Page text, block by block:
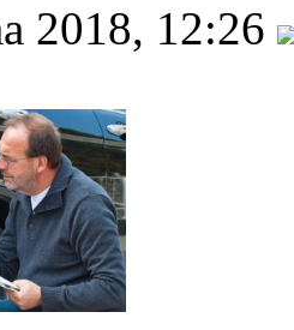
2018, 12:26